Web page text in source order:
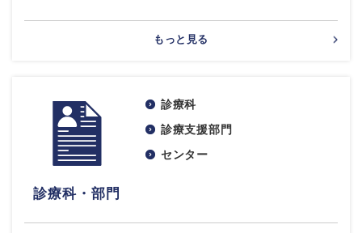
もっと見る
診療科・部門
診療科
診療支援部門
センター